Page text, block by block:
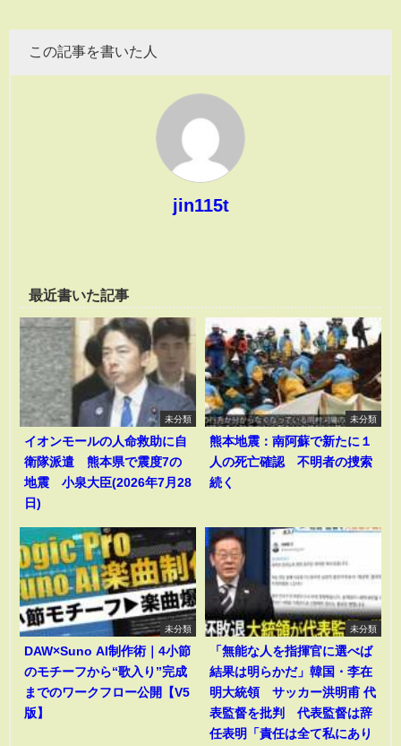
この記事を書いた人
jin115t
最近書いた記事
未分類
イオンモールの人命救助に自
衛隊派遣 熊本県で震度7の
地震 小泉大臣(2026年7月28
日)
未分類
熊本地震：南阿蘇で新たに１
人の死亡確認 不明者の捜索
続く
未分類
DAW×Suno AI制作術｜4小節
のモチーフから“歌入り”完成
までのワークフロー公開【V5
版】
未分類
「無能な人を指揮官に選べば
結果は明らかだ」韓国・李在
明大統領 サッカー洪明甫 代
表監督を批判 代表監督は辞
任表明「責任は全て私にあり